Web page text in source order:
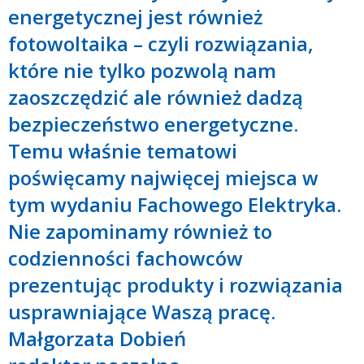
energetycznej jest również
fotowoltaika – czyli rozwiązania,
które nie tylko pozwolą nam
zaoszczędzić ale również dadzą
bezpieczeństwo energetyczne.
Temu właśnie tematowi
poświęcamy najwięcej miejsca w
tym wydaniu Fachowego Elektryka.
Nie zapominamy również to
codzienności fachowców
prezentując produkty i rozwiązania
usprawniające Waszą pracę.
Małgorzata Dobień